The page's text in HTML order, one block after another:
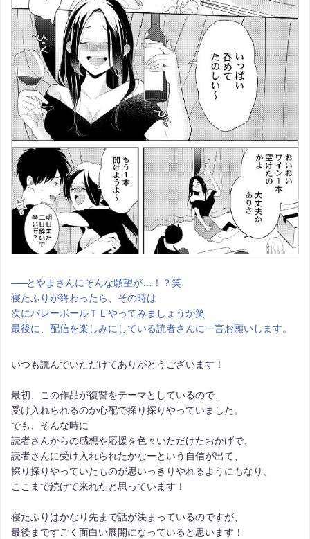
――とやまさんにそんな願望が…！？笑
寝たふりが終わったら、その時は
次にバレーボールＴＬやってみましょうか笑
最後に、配信を楽しみにしている読者さんに一言お願いします。
いつも読んでいただけてありがとうございます！
最初、この作品が復讐をテーマとしているので、
受け入れられるのか心配で探り探りやっていました。
でも、そんな時に
読者さんからの感想や応援を色々いただけたおかげで、
読者さんに受け入れられたかなーという自信が出て、
探り探りやっていたものが思いっきりやれるようにもなり、
ここまで続けて来れたと思っています！
寝たふりはかなり先まで話が決まっているのですが、
最後まですごく面白い展開になっていると思います！